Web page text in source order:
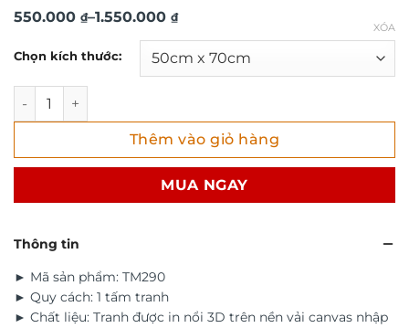
550.000 ₫–1.550.000 ₫
Khoảng
550.000 ₫
đến
1.550.000 ₫
Chọn kích thước:
XÓA
Tranh phòng khách hoa nghệ thuật in nổi 3D hiệu ứng
Thêm vào giỏ hàng
MUA NGAY
Thông tin
► Mã sản phẩm: TM290
► Quy cách: 1 tấm tranh
► Chất liệu: Tranh được in nổi 3D trên nền vải canvas nhập